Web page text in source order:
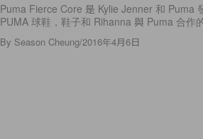
Puma Fierce Core 是 Kylie Jenner 和 Puma
PUMA 球鞋，鞋子和 Rihanna 與 Puma 合作
By Season Cheung/2016年4月6日